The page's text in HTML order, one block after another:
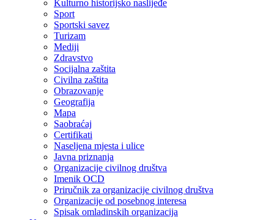
Kulturno historijsko naslijeđe
Sport
Sportski savez
Turizam
Mediji
Zdravstvo
Socijalna zaštita
Civilna zaštita
Obrazovanje
Geografija
Mapa
Saobraćaj
Certifikati
Naseljena mjesta i ulice
Javna priznanja
Organizacije civilnog društva
Imenik OCD
Priručnik za organizacije civilnog društva
Organizacije od posebnog interesa
Spisak omladinskih organizacija